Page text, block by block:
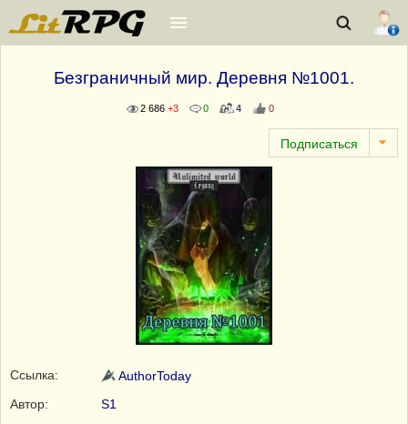
Безграничный мир. Деревня №1001.
2 686 +3 0 4 0
Ссылка:
AuthorToday
Автор:
S1